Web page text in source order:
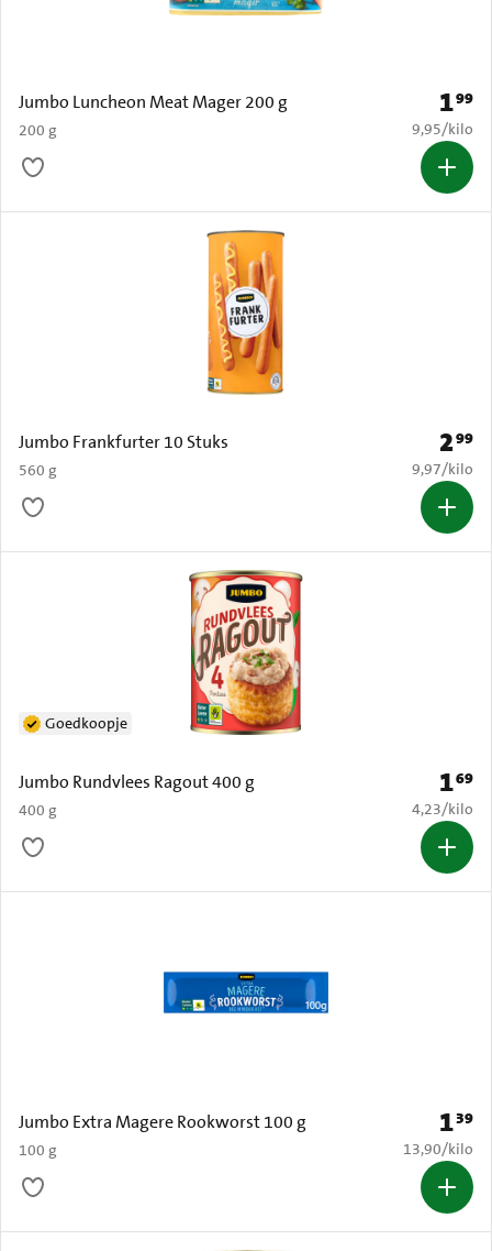
Jumbo Luncheon Meat Mager 200 g
200 g
Prijs:
199
€ 9,95 per
9,95/kilo
Jumbo Frankfurter 10 Stuks
560 g
Prijs:
299
€ 9,97 per
9,97/kilo
Jumbo Rundvlees Ragout 400 g
400 g
Goedkoopje
Prijs:
169
€ 4,23 per
4,23/kilo
Jumbo Extra Magere Rookworst 100 g
100 g
Prijs:
139
€ 13,90 per
13,90/kilo